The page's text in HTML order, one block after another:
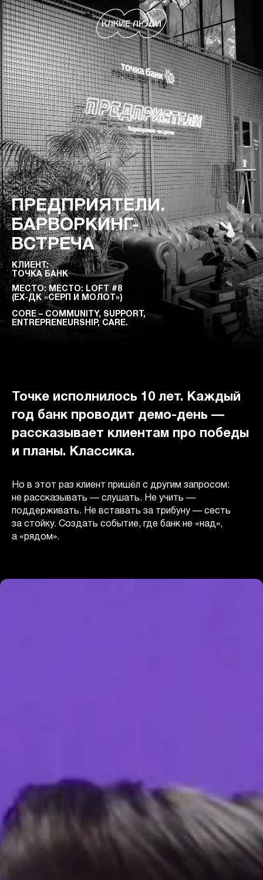
ПРЕДПРИЯТЕЛИ.
БАРВОРКИНГ-
ВСТРЕЧА
CORE – COMMUNITY, SUPPORT,
ENTREPRENEURSHIP, CARE.
МЕСТО: МЕСТО: LOFT #8
(EX-ДК «СЕРП И МОЛОТ»)
КЛИЕНТ:
ТОЧКА БАНК
Точке исполнилось 10 лет. Каждый
год банк проводит демо-день —
рассказывает клиентам про победы
и планы. Классика.
Но в этот раз клиент пришёл с другим запросом:
не рассказывать — слушать. Не учить —
поддерживать. Не вставать за трибуну — сесть
за стойку. Создать событие, где банк не «над»,
а «рядом».